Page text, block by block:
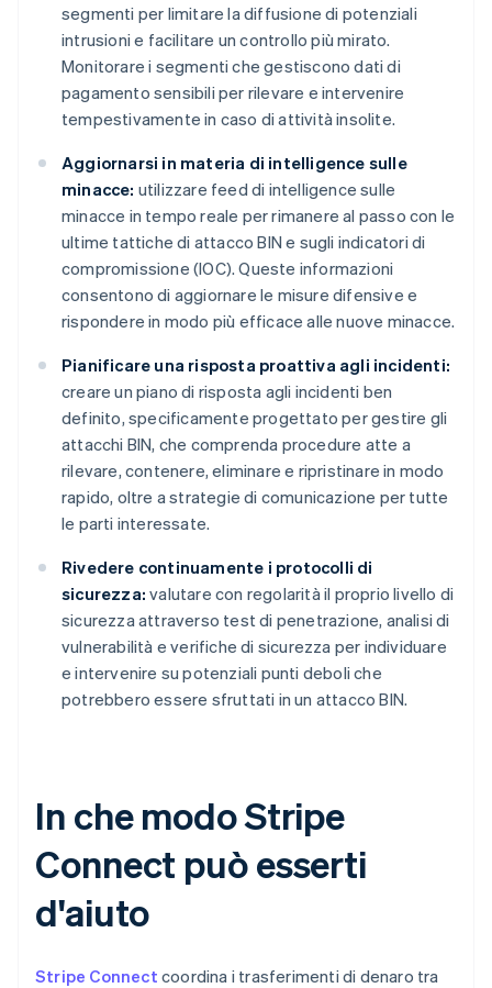
segmenti per limitare la diffusione di potenziali
intrusioni e facilitare un controllo più mirato.
Monitorare i segmenti che gestiscono dati di
pagamento sensibili per rilevare e intervenire
tempestivamente in caso di attività insolite.
Aggiornarsi in materia di intelligence sulle
minacce: utilizzare feed di intelligence sulle
minacce in tempo reale per rimanere al passo con le
ultime tattiche di attacco BIN e sugli indicatori di
compromissione (IOC). Queste informazioni
consentono di aggiornare le misure difensive e
rispondere in modo più efficace alle nuove minacce.
Pianificare una risposta proattiva agli incidenti:
creare un piano di risposta agli incidenti ben
definito, specificamente progettato per gestire gli
attacchi BIN, che comprenda procedure atte a
rilevare, contenere, eliminare e ripristinare in modo
rapido, oltre a strategie di comunicazione per tutte
le parti interessate.
Rivedere continuamente i protocolli di
sicurezza: valutare con regolarità il proprio livello di
sicurezza attraverso test di penetrazione, analisi di
vulnerabilità e verifiche di sicurezza per individuare
e intervenire su potenziali punti deboli che
potrebbero essere sfruttati in un attacco BIN.
In che modo Stripe
Connect può esserti
d'aiuto
Stripe Connect coordina i trasferimenti di denaro tra